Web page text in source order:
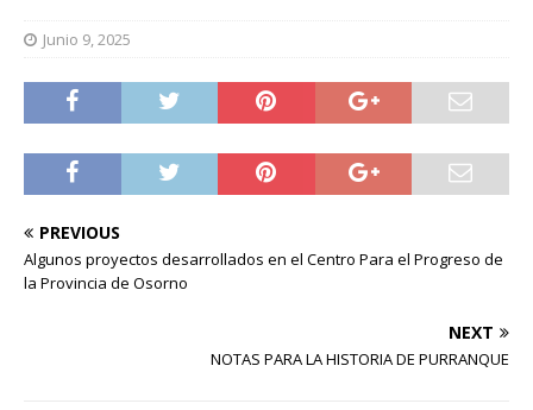
Junio 9, 2025
PREVIOUS
Algunos proyectos desarrollados en el Centro Para el Progreso de
la Provincia de Osorno
NEXT
NOTAS PARA LA HISTORIA DE PURRANQUE